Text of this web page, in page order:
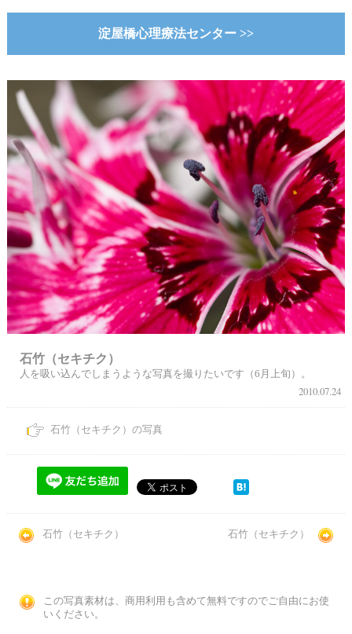
淀屋橋心理療法センター >>
石竹（セキチク）
人を吸い込んでしまうような写真を撮りたいです（6月上旬）。
2010.07.24
石竹（セキチク）の写真
石竹（セキチク） 石竹（セキチク）
この写真素材は、商用利用も含めて無料ですのでご自由にお使
いください。